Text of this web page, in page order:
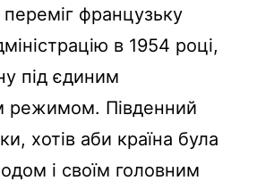
французьку
в 1954 році,
під єдиним
режимом. Південний
хотів аби країна була
і своїм головним